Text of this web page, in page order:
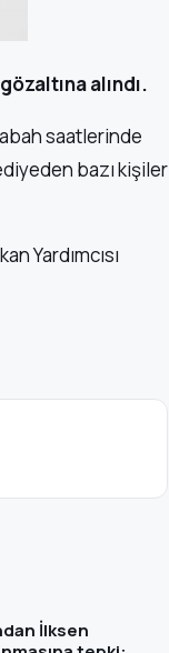
alındı.
saatlerinde
bazı kişiler
Yardımcısı
İlksen